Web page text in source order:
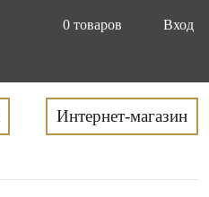
0 товаров
Вход
Интернет-магазин